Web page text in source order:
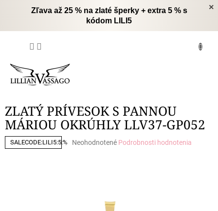
×
Zľava až 25 % na zlaté šperky + extra 5 % s
kódom LILI5
ZLATÝ PRÍVESOK S PANNOU
MÁRIOU OKRÚHLY LLV37-GP052
SALECODE:LILI5:5:%
Priemerné
hviezdičiek.
Neohodnotené Podrobnosti hodnotenia